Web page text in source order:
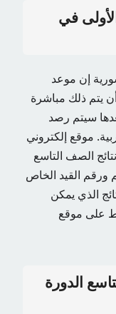
في
إن موعد
يتم ذلك مباشرة
سيتم رصد
موقع إلكتروني
الصف التاسع
الاسم ورقم القيد الخاص
الذي يمكن
على موقع
الدورة